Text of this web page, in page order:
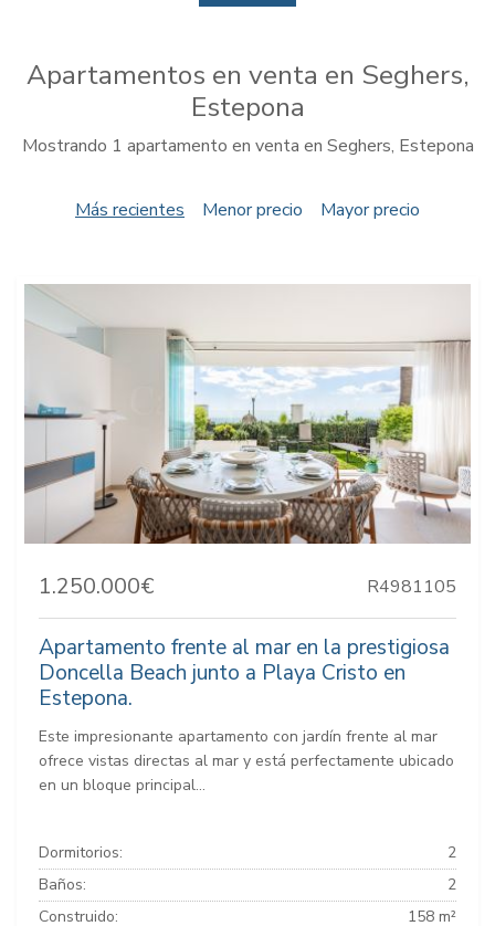
Apartamentos en venta en Seghers,
Estepona
Mostrando 1 apartamento en venta en Seghers, Estepona
Más recientes Menor precio Mayor precio
1.250.000€ R4981105
Apartamento frente al mar en la prestigiosa
Doncella Beach junto a Playa Cristo en
Estepona.
Este impresionante apartamento con jardín frente al mar
ofrece vistas directas al mar y está perfectamente ubicado
en un bloque principal...
Dormitorios:
2
Baños:
2
Construido:
158 m²